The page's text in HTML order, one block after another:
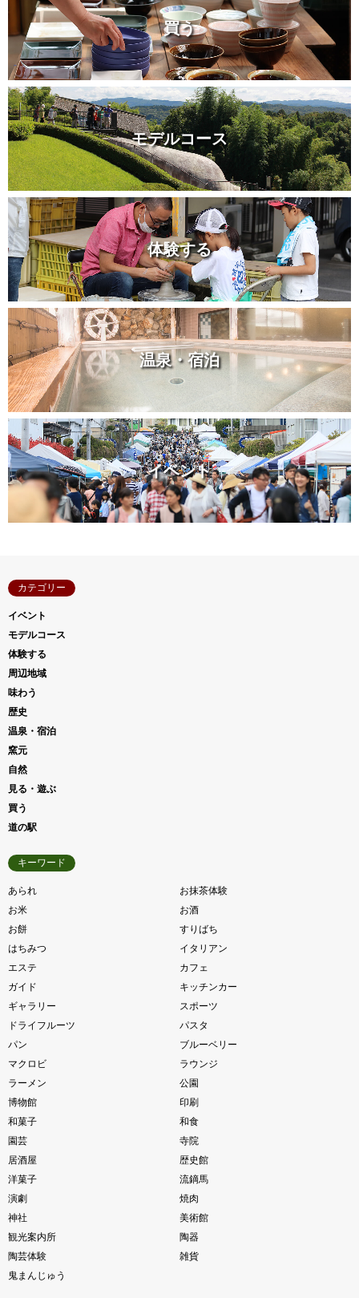
買う
モデルコース
体験する
温泉・宿泊
イベント
カテゴリー
イベント
モデルコース
体験する
周辺地域
味わう
歴史
温泉・宿泊
窯元
自然
見る・遊ぶ
買う
道の駅
キーワード
あられ
お抹茶体験
お米
お酒
お餅
すりばち
はちみつ
イタリアン
エステ
カフェ
ガイド
キッチンカー
ギャラリー
スポーツ
ドライフルーツ
パスタ
パン
ブルーベリー
マクロビ
ラウンジ
ラーメン
公園
博物館
印刷
和菓子
和食
園芸
寺院
居酒屋
歴史館
洋菓子
流鏑馬
演劇
焼肉
神社
美術館
観光案内所
陶器
陶芸体験
雑貨
鬼まんじゅう